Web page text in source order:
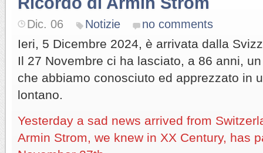
Dic. 06 Notizie no comments
Ieri, 5 Dicembre 2024, è arrivata dalla
Il 27 Novembre ci ha lasciato, a 86 anni,
che abbiamo conosciuto ed apprezzato in
lontano.
Yesterday a sad news arrived from
Armin Strom, we knew in XX Century, has